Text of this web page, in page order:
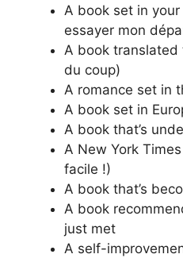
A book set in
essayer mon
A book translated
du coup)
A romance set in
A book set in
A book that’s
A New York
facile !)
A book that’s
A book
just met
A self-